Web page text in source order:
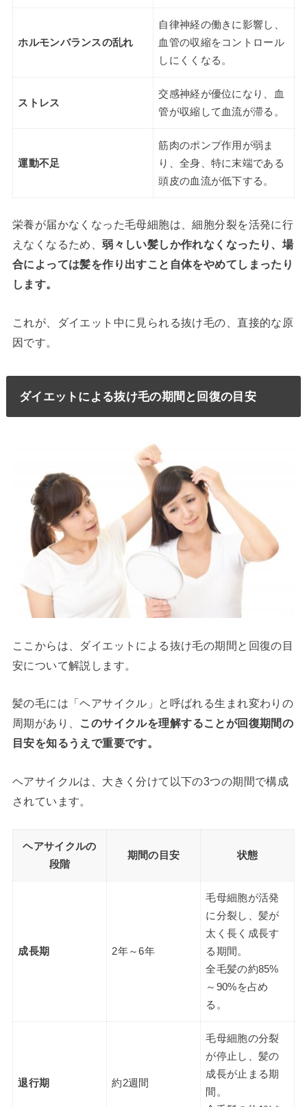
ホルモンバランスの乱れ
自律神経の働きに影響し、
血管の収縮をコントロール
しにくくなる。
ストレス
交感神経が優位になり、血
管が収縮して血流が滞る。
運動不足
筋肉のポンプ作用が弱ま
り、全身、特に末端である
頭皮の血流が低下する。
栄養が届かなくなった毛母細胞は、細胞分裂を活発に行
えなくなるため、弱々しい髪しか作れなくなったり、場
合によっては髪を作り出すこと自体をやめてしまったり
します。
これが、ダイエット中に見られる抜け毛の、直接的な原
因です。
ダイエットによる抜け毛の期間と回復の目安
ここからは、ダイエットによる抜け毛の期間と回復の目
安について解説します。
髪の毛には「ヘアサイクル」と呼ばれる生まれ変わりの
周期があり、 このサイクルを理解することが回復期間の
目安を知るうえで重要です。
ヘアサイクルは、大きく分けて以下の3つの期間で構成
されています。
ヘアサイクルの
段階
期間の目安 状態
成長期 2年～6年
毛母細胞が活発
に分裂し、髪が
太く長く成長す
る期間。
全毛髪の約85%
～90%を占め
る。
退行期 約2週間
毛母細胞の分裂
が停止し、髪の
成長が止まる期
間。